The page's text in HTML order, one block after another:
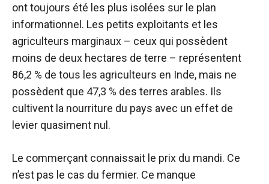
ont toujours été les plus isolées sur le plan
informationnel. Les petits exploitants et les
agriculteurs marginaux – ceux qui possèdent
moins de deux hectares de terre – représentent
86,2 % de tous les agriculteurs en Inde, mais ne
possèdent que 47,3 % des terres arables. Ils
cultivent la nourriture du pays avec un effet de
levier quasiment nul.
Le commerçant connaissait le prix du mandi. Ce
n’est pas le cas du fermier. Ce manque